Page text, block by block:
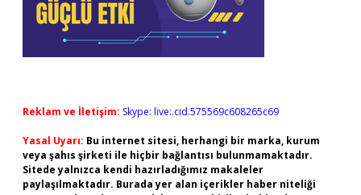
Reklam ve İletişim: Skype: live:.cid.575569c608265c69
Yasal Uyarı: Bu internet sitesi, herhangi bir marka, kurum
veya şahıs şirketi ile hiçbir bağlantısı bulunmamaktadır.
Sitede yalnızca kendi hazırladığımız makaleler
paylaşılmaktadır. Burada yer alan içerikler haber niteliği